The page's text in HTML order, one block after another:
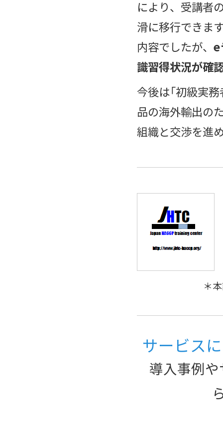
により、受講者
滑に移行できま
内容でしたが、 e
識習得状況が確
今後は「初級実
品の海外輸出の
組織と交渉を進
＊
サービス
導入事例